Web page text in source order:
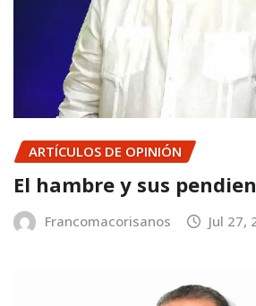
ARTÍCULOS DE OPINIÓN
El hambre y sus
Francomacorisanos Jul 27,